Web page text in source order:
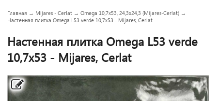
Главная → Mijares - Cerlat → Omega 10,7x53, 24,3x24,3 (Mijares-Cerlat) →
Настенная плитка Omega L53 verde 10,7x53 - Mijares, Cerlat
Настенная плитка Omega L53 verde
10,7x53 - Mijares, Cerlat